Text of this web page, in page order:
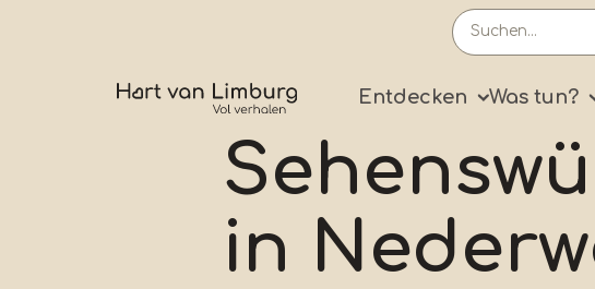
Primary
Entdecken Was tun?
in